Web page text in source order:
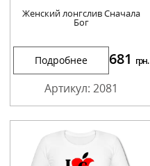
Женский лонгслив Сначала
Бог
Подробнее 681 грн.
Артикул: 2081